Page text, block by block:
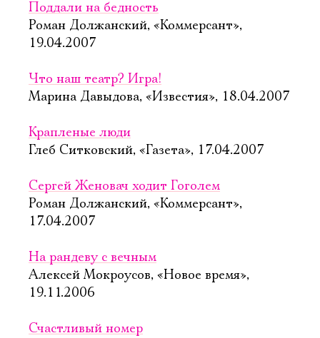
Поддали на бедность
Роман Должанский, «Коммерсант»,
19.04.2007
Что наш театр? Игра!
Марина Давыдова, «Известия», 18.04.2007
Крапленые люди
Глеб Ситковский, «Газета», 17.04.2007
Сергей Женовач ходит Гоголем
Роман Должанский, «Коммерсант»,
17.04.2007
На рандеву с вечным
Алексей Мокроусов, «Новое время»,
19.11.2006
Счастливый номер